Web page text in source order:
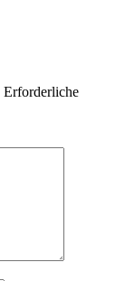
Erforderliche